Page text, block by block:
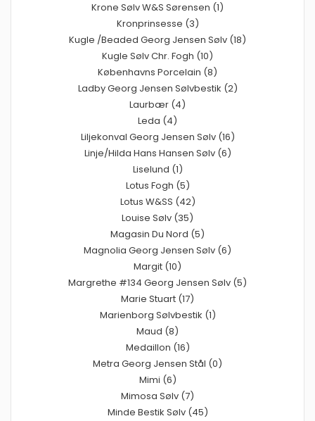
Krone Sølv W&S Sørensen (1)
Kronprinsesse (3)
Kugle /Beaded Georg Jensen Sølv (18)
Kugle Sølv Chr. Fogh (10)
Københavns Porcelain (8)
Ladby Georg Jensen Sølvbestik (2)
Laurbær (4)
Leda (4)
Liljekonval Georg Jensen Sølv (16)
Linje/Hilda Hans Hansen Sølv (6)
Liselund (1)
Lotus Fogh (5)
Lotus W&SS (42)
Louise Sølv (35)
Magasin Du Nord (5)
Magnolia Georg Jensen Sølv (6)
Margit (10)
Margrethe #134 Georg Jensen Sølv (5)
Marie Stuart (17)
Marienborg Sølvbestik (1)
Maud (8)
Medaillon (16)
Metra Georg Jensen Stål (0)
Mimi (6)
Mimosa Sølv (7)
Minde Bestik Sølv (45)